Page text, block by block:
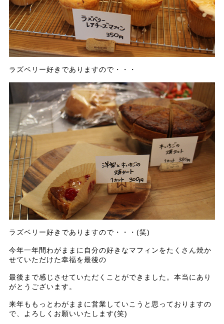
ラズベリー好きでありますので・・・
ラズベリー好きでありますので・・・(笑)
今年一年間わがままに自分の好きなマフィンをたくさん焼か
せていただけた幸福を最後の
最後まで感じさせていただくことができました。本当にあり
がとうございます。
来年ももっとわがままに営業していこうと思っておりますの
で、よろしくお願いいたします(笑)